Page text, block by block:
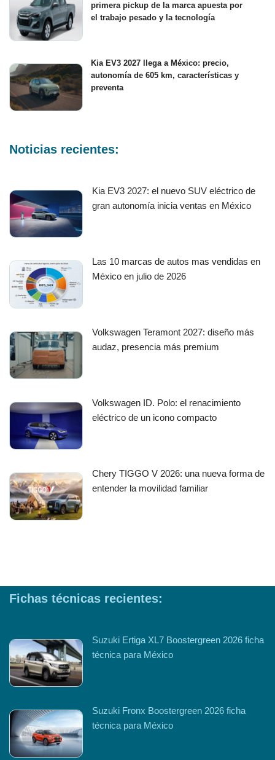
primera pickup de la marca apuesta por
el trabajo pesado y la tecnología
Kia EV3 2027 llega a México: precio,
autonomía de 605 km, características y
preventa
Noticias recientes:
Kia EV3 2027: el nuevo SUV eléctrico de
gran autonomía inicia ventas en México
Las 10 marcas de autos mas vendidas en
México en julio de 2026
Volkswagen Teramont 2027: diseño más
audaz, presencia más premium
Volkswagen ID. Polo: el renacimiento
eléctrico de un icono compacto
Chery TIGGO V 2026: una nueva forma de
entender la movilidad familiar
Fichas técnicas recientes:
Suzuki Ertiga XL7 Boostergreen 2026 ficha
técnica para México
Suzuki Fronx Boostergreen 2026 ficha
técnica para México